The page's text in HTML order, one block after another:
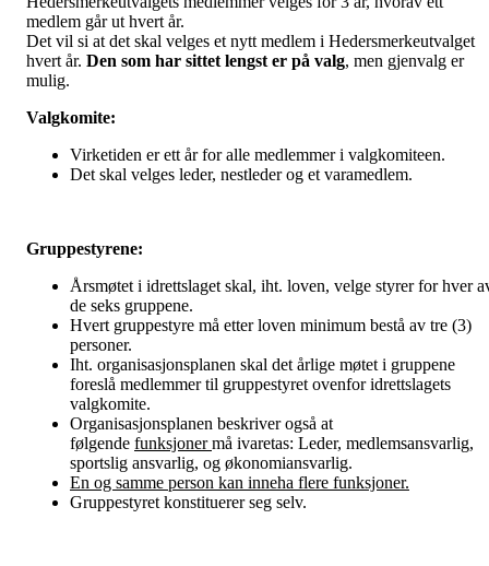
medlem går ut hvert år.
Det vil si at det skal velges et nytt medlem i Hedersmerkeutvalget
hvert år. Den som har sittet lengst er på valg, men gjenvalg er
mulig.
Valgkomite:
Virketiden er ett år for alle medlemmer i valgkomiteen.
Det skal velges leder, nestleder og et varamedlem.
Gruppestyrene:
Årsmøtet i idrettslaget skal, iht. loven, velge styrer for hver
de seks gruppene.
Hvert gruppestyre må etter loven minimum bestå av tre (3)
personer.
Iht. organisasjonsplanen skal det årlige møtet i gruppene
foreslå medlemmer til gruppestyret ovenfor idrettslagets
valgkomite.
Organisasjonsplanen beskriver også at
følgende funksjonermå ivaretas: Leder, medlemsansvarlig,
sportslig ansvarlig, og økonomiansvarlig.
En og samme person kan inneha flere funksjoner.
Gruppestyret konstituerer seg selv.